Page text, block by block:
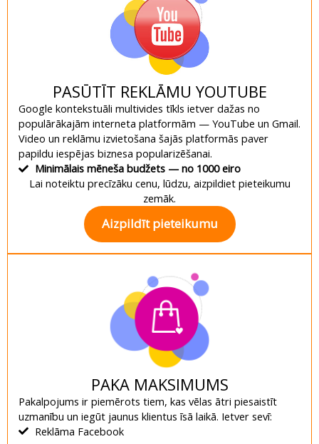
PASŪTĪT REKLĀMU YOUTUBE
Google kontekstuāli multivides tīkls ietver dažas no
populārākajām interneta platformām — YouTube un Gmail.
Video un reklāmu izvietošana šajās platformās paver
papildu iespējas biznesa popularizēšanai.
Minimālais mēneša budžets — no 1000 eiro
Lai noteiktu precīzāku cenu, lūdzu, aizpildiet pieteikumu
zemāk.
Aizpildīt pieteikumu
PAKA MAKSIMUMS
Pakalpojums ir piemērots tiem, kas vēlas ātri piesaistīt
uzmanību un iegūt jaunus klientus īsā laikā. Ietver sevī:
Reklāma Facebook